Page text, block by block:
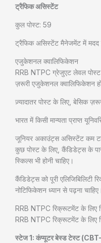
ट्रैफिक असिस्टेंट
कुल पोस्ट: 59
ट्रैफिक असिस्टेंट मैनेजमेंट में
एजुकेशनल क्वालिफिकेशन
RRB NTPC ग्रेजुएट लेवल
ज़रूरी एजुकेशनल क्वालिफिकेशन
ज़्यादातर पोस्ट के लिए, बेसिक
भारत में किसी मान्यता प्राप्त
जूनियर अकाउंट्स असिस्टेंट कम
कुछ पोस्ट के लिए, कैंडिडेट्स के पास
स्किल्स भी होनी चाहिए।
कैंडिडेट्स को पूरी एलिजिबिलिटी
नोटिफिकेशन ध्यान से पढ़ना चाहिए।
RRB NTPC रिक्रूटमेंट के लिए
RRB NTPC रिक्रूटमेंट के लिए
स्टेज 1: कंप्यूटर बेस्ड टेस्ट